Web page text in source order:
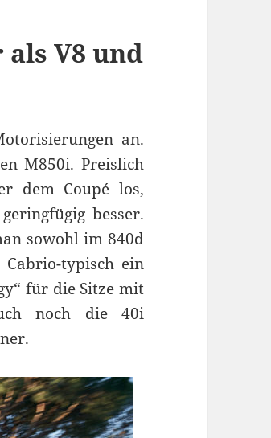
V8 und
an.
M850i. Preislich
dem Coupé los,
besser.
sowohl im 840d
typisch ein
für die Sitze mit
noch die 40i